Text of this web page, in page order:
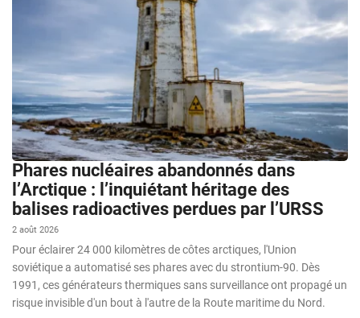
Phares nucléaires abandonnés dans
l’Arctique : l’inquiétant héritage des
balises radioactives perdues par l’URSS
2 août 2026
Pour éclairer 24 000 kilomètres de côtes arctiques, l'Union
soviétique a automatisé ses phares avec du strontium-90. Dès
1991, ces générateurs thermiques sans surveillance ont propagé un
risque invisible d'un bout à l'autre de la Route maritime du Nord.